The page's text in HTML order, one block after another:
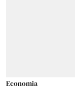
Economia